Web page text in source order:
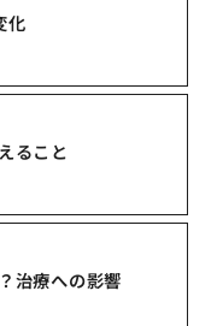
化
ること
治療への影響